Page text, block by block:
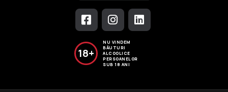
18+
NU VINDEM
BĂUTURI
ALCOOLICE
PERSOANELOR
SUB 18 ANI